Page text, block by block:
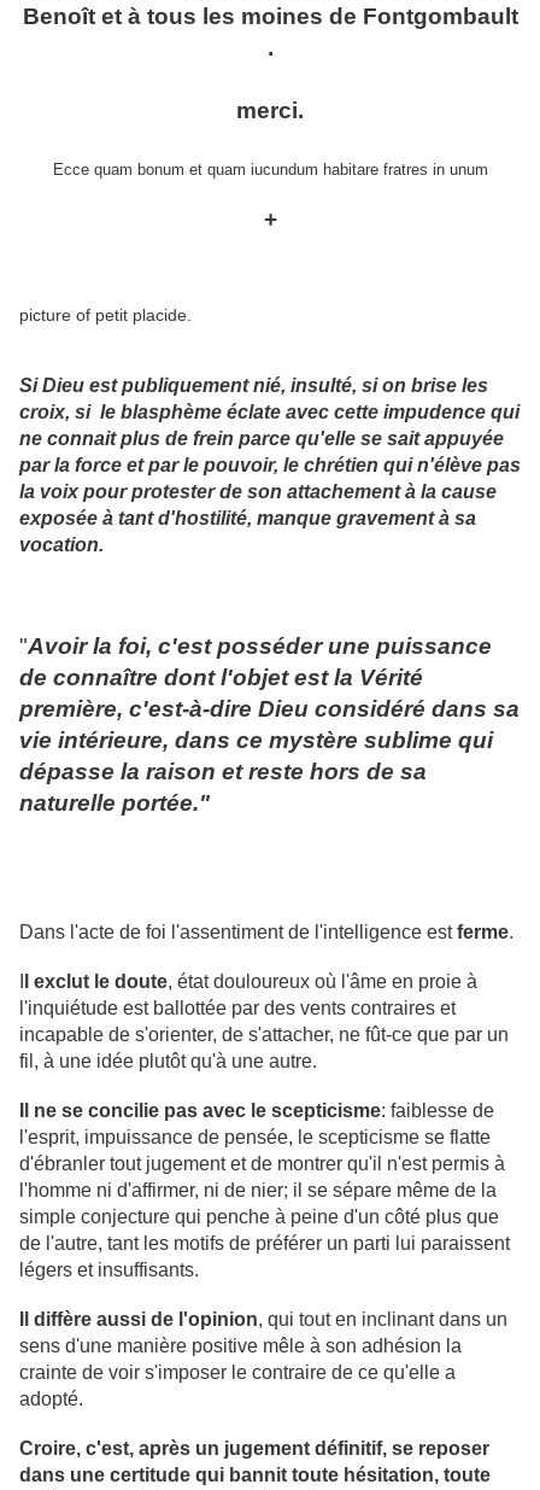
Benoît et à tous les moines de Fontgombault
.
merci.
Ecce quam bonum et quam iucundum habitare fratres in unum
+
picture of petit placide.
Si Dieu est publiquement nié, insulté, si on brise les
croix, si le blasphème éclate avec cette impudence qui
ne connait plus de frein parce qu'elle se sait appuyée
par la force et par le pouvoir, le chrétien qui n'élève pas
la voix pour protester de son attachement à la cause
exposée à tant d'hostilité, manque gravement à sa
vocation.
"Avoir la foi, c'est posséder une puissance
de connaître dont l'objet est la Vérité
première, c'est-à-dire Dieu considéré dans sa
vie intérieure, dans ce mystère sublime qui
dépasse la raison et reste hors de sa
naturelle portée."
Dans l'acte de foi l'assentiment de l'intelligence estferme.
l exclut le doute, état douloureux où l'âme en proie à
l'inquiétude est ballottée par des vents contraires et
incapable de s'orienter, de s'attacher, ne fût-ce que par un
fil, à une idée plutôt qu'à une autre.
Il ne se concilie pas avec le scepticisme: faiblesse de
l'esprit, impuissance de pensée, le scepticisme se flatte
d'ébranler tout jugement et de montrer qu'il n'est permis à
l'homme ni d'affirmer, ni de nier; il se sépare même de la
simple conjecture qui penche à peine d'un côté plus que
de l'autre, tant les motifs de préférer un parti lui paraissent
légers et insuffisants.
Il diffère aussi de l'opinion, qui tout en inclinant dans un
sens d'une manière positive mêle à son adhésion la
crainte de voir s'imposer le contraire de ce qu'elle a
adopté.
Croire, c'est, après un jugement définitif, se reposer
dans une certitude qui bannit toute hésitation, toute